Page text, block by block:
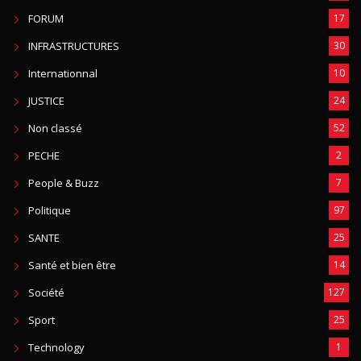
FORUM 17
INFRASTRUCTURES 30
Internationnal 10
JUSTICE 24
Non classé 52
PECHE 2
People & Buzz 7
Politique 97
SANTE 25
Santé et bien être 14
Société 127
Sport 25
Technology 1